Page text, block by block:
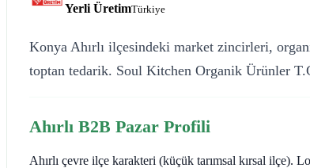
Yerli ÜretimTürkiye
Konya Ahırlı ilçesindeki market zincirleri,
toptan tedarik. Soul Kitchen Organik Ürünler
Ahırlı B2B Pazar Profili
Ahırlı çevre ilçe karakteri (küçük tarımsal kırsal ilçe).